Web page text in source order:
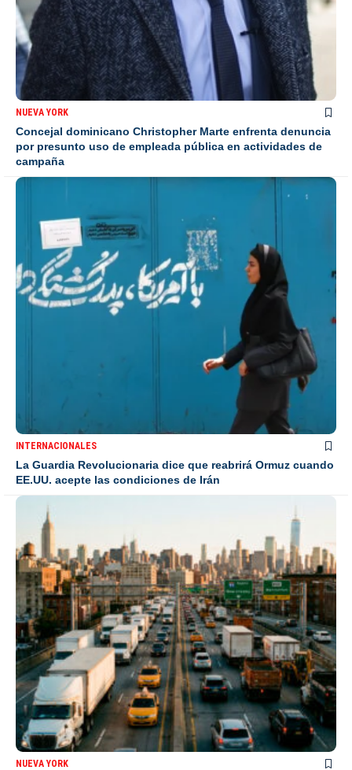
NUEVA YORK
Concejal dominicano Christopher Marte enfrenta denuncia
por presunto uso de empleada pública en actividades de
campaña
INTERNACIONALES
La Guardia Revolucionaria dice que reabrirá Ormuz cuando
EE.UU. acepte las condiciones de Irán
NUEVA YORK